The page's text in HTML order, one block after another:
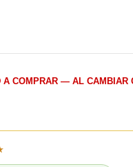
COMPRAR — AL CAMBIAR